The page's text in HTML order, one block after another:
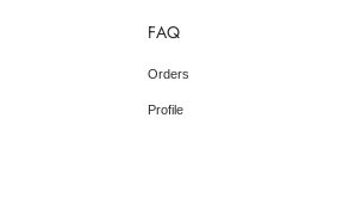
FAQ
Orders
Profile